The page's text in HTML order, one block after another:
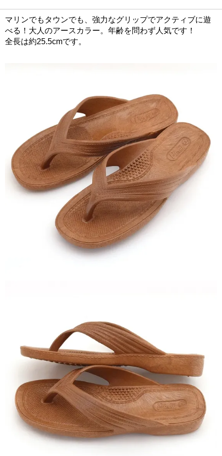
マリンでもタウンでも、強力なグリップでアクティブに遊
べる！大人のアースカラー。年齢を問わず人気です！
全長は約25.5cmです。